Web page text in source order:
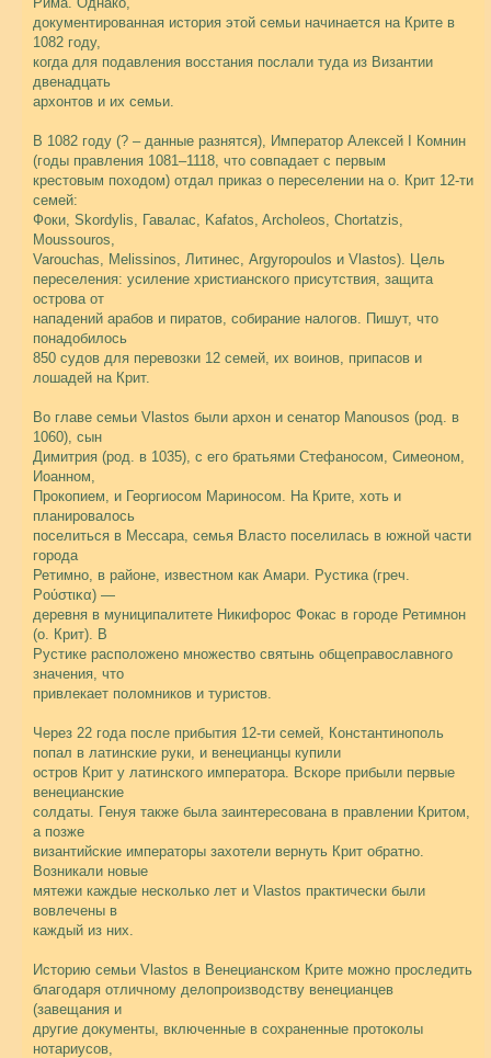
документированная история этой семьи начинается на Крите в
1082 году,
когда для подавления восстания послали туда из Византии
двенадцать
архонтов и их семьи.
В 1082 году (? – данные разнятся), Император Алексей I Комнин
(годы правления 1081–1118, что совпадает с первым
крестовым походом) отдал приказ о переселении на о. Крит 12-ти
семей:
Фоки, Skordylis, Гавалас, Kafatos, Archoleos, Chortatzis,
Moussouros,
Varouchas, Melissinos, Литинес, Argyropoulos и Vlastos). Цель
переселения: усиление христианского присутствия, защита
острова от
нападений арабов и пиратов, собирание налогов. Пишут, что
понадобилось
850 судов для перевозки 12 семей, их воинов, припасов и
лошадей на Крит.
Во главе семьи Vlastos были архон и сенатор Manousos (род. в
1060), сын
Димитрия (род. в 1035), с его братьями Стефаносом, Симеоном,
Иоанном,
Прокопием, и Георгиосом Мариносом. На Крите, хоть и
планировалось
поселиться в Мессара, семья Власто поселилась в южной части
города
Ретимно, в районе, известном как Амари. Рустика (греч.
Ρούστικα) —
деревня в муниципалитете Никифорос Фокас в городе Ретимнон
(о. Крит). В
Рустике расположено множество святынь общеправославного
значения, что
привлекает поломников и туристов.
Через 22 года после прибытия 12-ти семей, Константинополь
попал в латинские руки, и венецианцы купили
остров Крит у латинского императора. Вскоре прибыли первые
венецианские
солдаты. Генуя также была заинтересована в правлении Критом,
а позже
византийские императоры захотели вернуть Крит обратно.
Возникали новые
мятежи каждые несколько лет и Vlastos практически были
вовлечены в
каждый из них.
Историю семьи Vlastos в Венецианском Крите можно проследить
благодаря отличному делопроизводству венецианцев
(завещания и
другие документы, включенные в сохраненные протоколы
нотариусов,